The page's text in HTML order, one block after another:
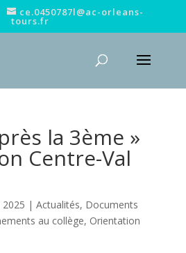
ce.0450787l@ac-orleans-
tours.fr
la 3ème »
Centre-Val
2025 | Actualités, Documents
au collège, Orientation